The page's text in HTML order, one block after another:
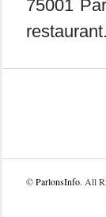
75001
©ParlonsInfo. All